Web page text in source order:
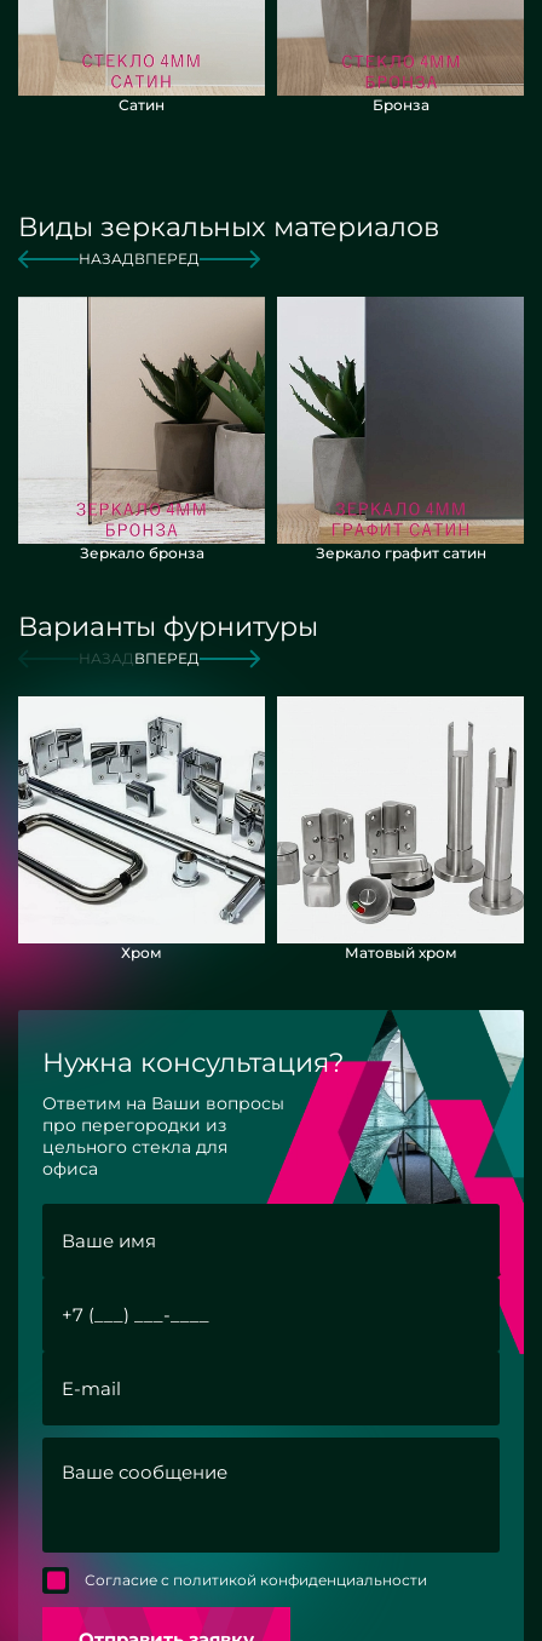
Сатин Бронза
Виды зеркальных материалов
НАЗАДВПЕРЕД
Зеркало бронза Зеркало графит сатин
Варианты фурнитуры
НАЗАДВПЕРЕД
Хром Матовый хром
Нужна консультация?
Ответим на Ваши вопросы
про перегородки из
цельного стекла для
офиса
Согласие с политикой конфиденциальности